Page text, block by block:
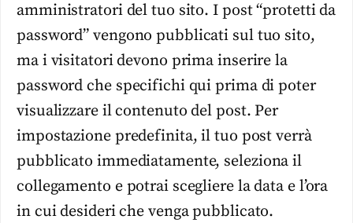
amministratori del tuo sito. I post “protetti da
password” vengono pubblicati sul tuo sito,
ma i visitatori devono prima inserire la
password che specifichi qui prima di poter
visualizzare il contenuto del post. Per
impostazione predefinita, il tuo post verrà
pubblicato immediatamente, seleziona il
collegamento e potrai scegliere la data e l’ora
in cui desideri che venga pubblicato.